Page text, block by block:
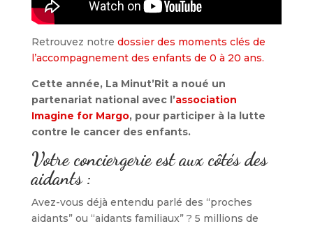
Retrouvez notre dossier des moments clés de
l’accompagnement des enfants de 0 à 20 ans.
Cette année, La Minut’Rit a noué un
partenariat national avec l’association
Imagine for Margo, pour participer à la lutte
contre le cancer des enfants.
Votre conciergerie est aux côtés des
aidants :
Avez-vous déjà entendu parlé des “proches
aidants” ou “aidants familiaux” ? 5 millions de